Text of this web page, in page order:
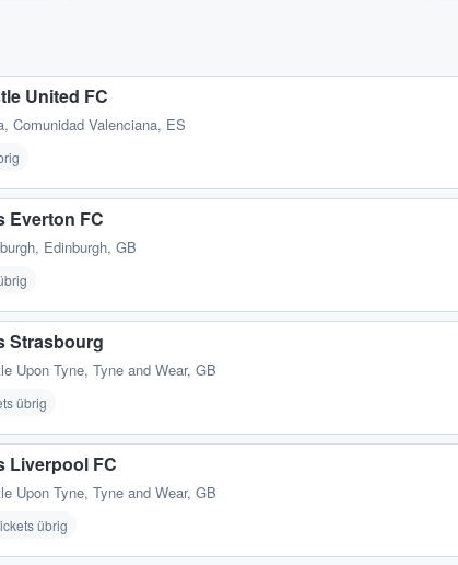
United FC
Comunidad Valenciana, ES
Everton FC
Edinburgh, GB
Strasbourg
Upon Tyne, Tyne and Wear, GB
übrig
Liverpool FC
Upon Tyne, Tyne and Wear, GB
übrig